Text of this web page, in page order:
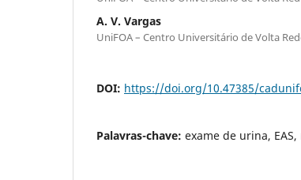
A. V. Vargas
UniFOA – Centro Universitário de Volta
DOI: https://doi.org/10.47385/
Palavras-chave: exame de urina,